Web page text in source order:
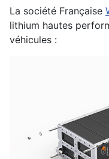
La société Française
lithium hautes
véhicules :